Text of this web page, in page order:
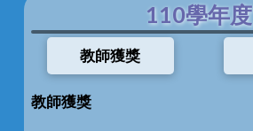
110學年度
教師獲獎
教師獲獎